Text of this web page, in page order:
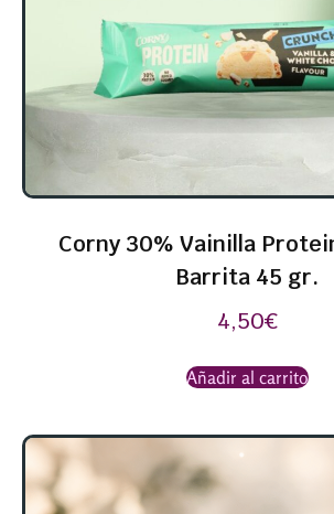
Corny 30% Vainilla
Barrita 45 gr.
4,50€
Añadir al carrito